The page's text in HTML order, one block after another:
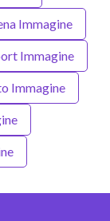
Immagine
Immagine
Immagine